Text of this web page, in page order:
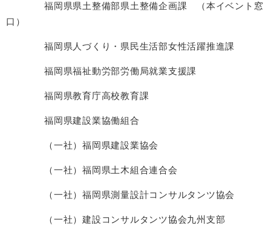
福岡県県土整備部県土整備企画課 （本イベント窓
口）
福岡県人づくり・県民生活部女性活躍推進課
福岡県福祉動労部労働局就業支援課
福岡県教育庁高校教育課
福岡県建設業協働組合
（一社）福岡県建設業協会
（一社）福岡県土木組合連合会
（一社）福岡県測量設計コンサルタンツ協会
（一社）建設コンサルタンツ協会九州支部